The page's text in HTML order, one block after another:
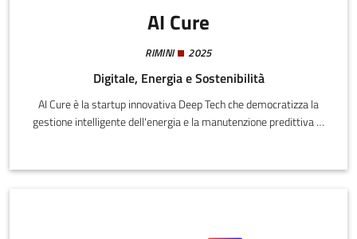
AI Cure
RIMINI 2025
Digitale, Energia e Sostenibilità
AI Cure è la startup innovativa Deep Tech che democratizza la
gestione intelligente dell'energia e la manutenzione predittiva di
e la loro reale comprensione, aiutando i manager a trasformare i